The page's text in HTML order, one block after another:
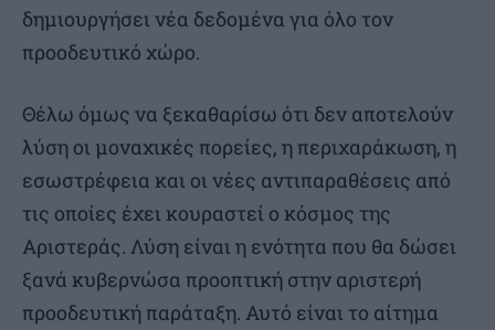
δημιουργήσει νέα δεδομένα για όλο τον
προοδευτικό χώρο.
Θέλω όμως να ξεκαθαρίσω ότι δεν αποτελούν
λύση οι μοναχικές πορείες, η περιχαράκωση, η
εσωστρέφεια και οι νέες αντιπαραθέσεις από
τις οποίες έχει κουραστεί ο κόσμος της
Αριστεράς. Λύση είναι η ενότητα που θα δώσει
ξανά κυβερνώσα προοπτική στην αριστερή
προοδευτική παράταξη. Αυτό είναι το αίτημα